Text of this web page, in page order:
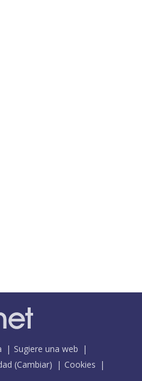
Sugiere una web
(Cambiar)
Cookies